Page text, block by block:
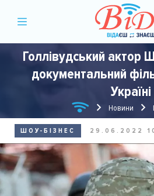
Голлівудський актор
документальний
Україні
Новини
ШОУ-БІЗНЕС 29.06.2022